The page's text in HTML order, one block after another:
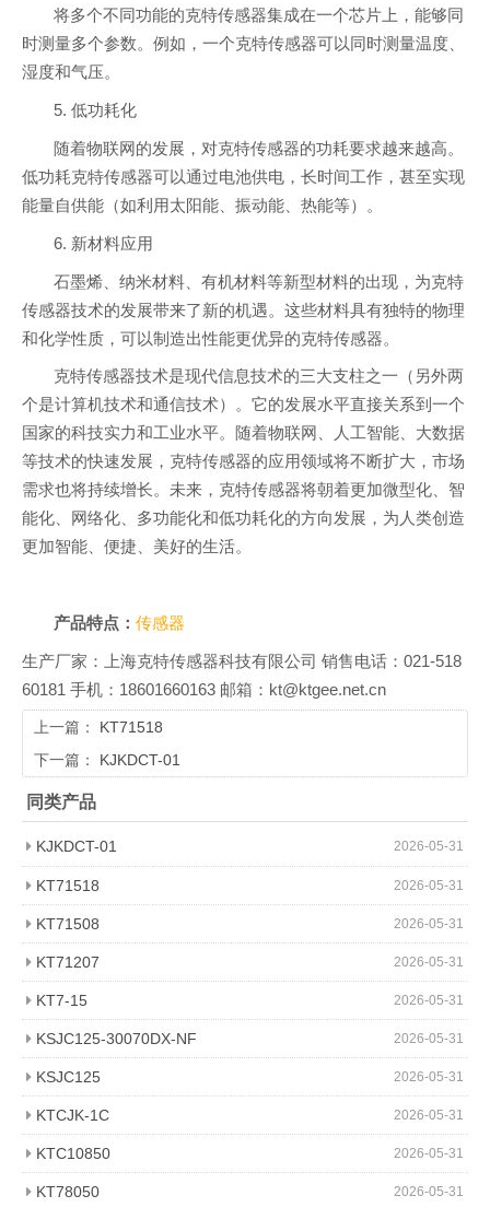
将多个不同功能的克特传感器集成在一个芯片上，能够同
时测量多个参数。例如，一个克特传感器可以同时测量温度、
湿度和气压。
5. 低功耗化
随着物联网的发展，对克特传感器的功耗要求越来越高。
低功耗克特传感器可以通过电池供电，长时间工作，甚至实现
能量自供能（如利用太阳能、振动能、热能等）。
6. 新材料应用
石墨烯、纳米材料、有机材料等新型材料的出现，为克特
传感器技术的发展带来了新的机遇。这些材料具有独特的物理
和化学性质，可以制造出性能更优异的克特传感器。
克特传感器技术是现代信息技术的三大支柱之一（另外两
个是计算机技术和通信技术）。它的发展水平直接关系到一个
国家的科技实力和工业水平。随着物联网、人工智能、大数据
等技术的快速发展，克特传感器的应用领域将不断扩大，市场
需求也将持续增长。未来，克特传感器将朝着更加微型化、智
能化、网络化、多功能化和低功耗化的方向发展，为人类创造
更加智能、便捷、美好的生活。
产品特点：传感器
生产厂家：上海克特传感器科技有限公司 销售电话：021-518
60181 手机：18601660163 邮箱：kt@ktgee.net.cn
上一篇： KT71518
下一篇： KJKDCT-01
同类产品
2026-05-31
KJKDCT-01
2026-05-31
KT71518
2026-05-31
KT71508
2026-05-31
KT71207
2026-05-31
KT7-15
2026-05-31
KSJC125-30070DX-NF
2026-05-31
KSJC125
2026-05-31
KTCJK-1C
2026-05-31
KTC10850
2026-05-31
KT78050